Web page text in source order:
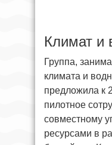
Климат и
Группа,
климата и
предложила к
пилотное
совместному
ресурсами в